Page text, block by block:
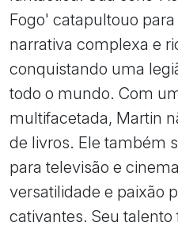
Fogo' catapultouo
narrativa complexa e
conquistando uma
todo o mundo. Com
multifacetada, Martin
de livros. Ele também
para televisão e
versatilidade e paixão
cativantes. Seu